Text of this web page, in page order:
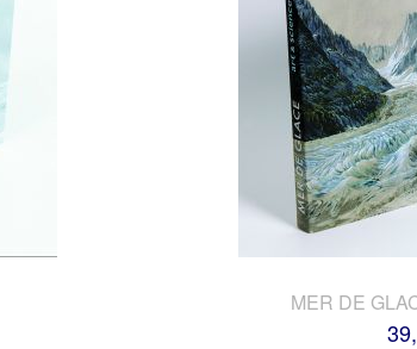
MER DE